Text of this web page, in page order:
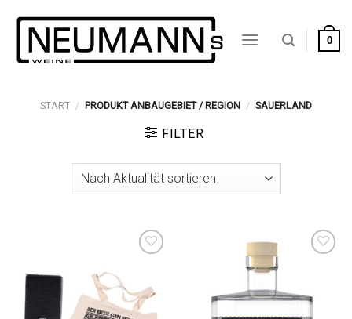
Inhalt
springen
0
START / PRODUKT ANBAUGEBIET / REGION / SAUERLAND
FILTER
Wunschliste